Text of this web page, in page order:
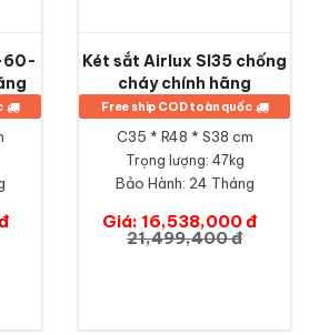
60-
Két sắt Airlux SI35 chống
cháy chính hãng
Free ship COD toàn quốc
C35 * R48 * S38 cm
Trọng lượng: 47kg
Bảo Hành: 24 Tháng
Giá: 16,538,000 đ
21,499,400 đ